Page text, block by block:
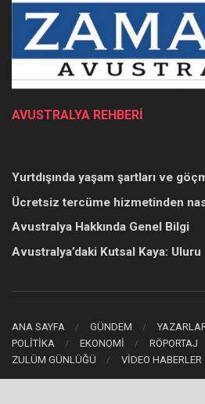
AVUSTRALYA REHBERİ
Yurtdışında yaşam şartları ve
Ücretsiz tercüme hizmetinden
Avustralya Hakkında Genel Bilgi
Avustralya’daki Kutsal Kaya: Uluru
ANA SAYFA GÜNDEM
POLİTİKA
EKONOMİ RÖPORTAJ
ZULÜM GÜNLÜĞÜ
VİDEO HABERLER